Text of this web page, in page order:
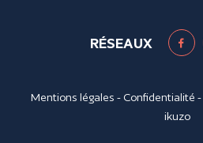
RÉSEAUX
Mentions légales - Confidentialité -
ikuzo